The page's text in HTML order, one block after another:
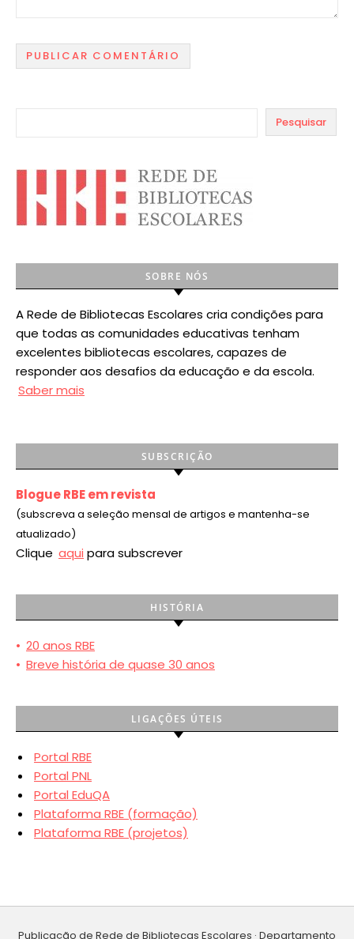
Pesquisar
SOBRE NÓS
A Rede de Bibliotecas Escolares cria condições para
que todas as comunidades educativas tenham
excelentes bibliotecas escolares, capazes de
responder aos desafios da educação e da escola.
Saber mais
SUBSCRIÇÃO
Blogue RBE em revista
(subscreva a seleção mensal de artigos e mantenha-se
atualizado)
Clique aqui para subscrever
HISTÓRIA
• 20 anos RBE
• Breve história de quase 30 anos
LIGAÇÕES ÚTEIS
Portal RBE
Portal PNL
Portal EduQA
Plataforma RBE (formação)
Plataforma RBE (projetos)
Publicação de Rede de Bibliotecas Escolares · Departamento